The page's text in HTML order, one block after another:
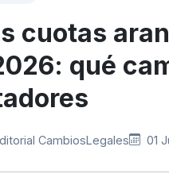
cuotas
qué
CambiosLegales 01